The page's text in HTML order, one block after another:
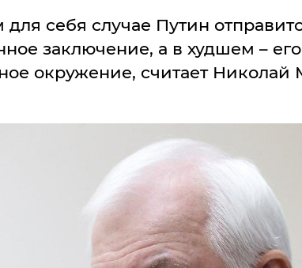
себя случае Путин
заключение, а в худшем –
окружение, считает Николай